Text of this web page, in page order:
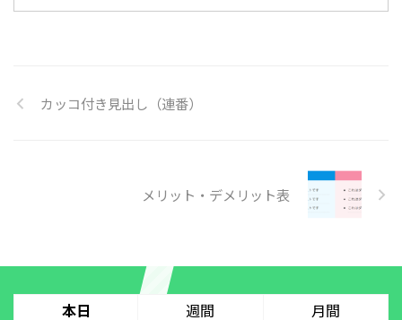
カッコ付き見出し（連番）
メリット・デメリット表
本日 週間 月間